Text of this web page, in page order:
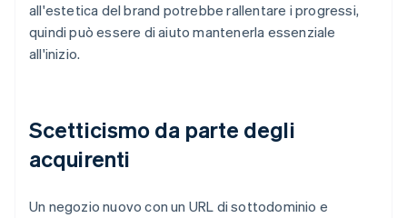
all'estetica del brand potrebbe rallentare i progressi,
quindi può essere di aiuto mantenerla essenziale
all'inizio.
Scetticismo da parte degli
acquirenti
Un negozio nuovo con un URL di sottodominio e